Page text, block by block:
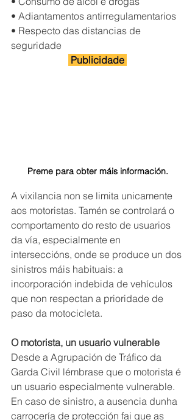
• Adiantamentos antirregulamentarios
• Respecto das distancias de
seguridade
Publicidade
Preme para obter máis información.
A vixilancia non se limita unicamente
aos motoristas. Tamén se controlará o
comportamento do resto de usuarios
da vía, especialmente en
interseccións, onde se produce un dos
sinistros máis habituais: a
incorporación indebida de vehículos
que non respectan a prioridade de
paso da motocicleta.
O motorista, un usuario vulnerable
Desde a Agrupación de Tráfico da
Garda Civil lémbrase que o motorista é
un usuario especialmente vulnerable.
En caso de sinistro, a ausencia dunha
carrocería de protección fai que as